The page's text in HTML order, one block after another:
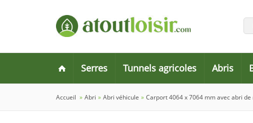
Serres Tunnels agricoles Abris
Accueil » Abri » Abri véhicule » Carport 4064 x 7064 mm avec abri